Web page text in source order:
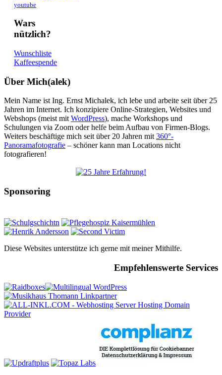
youtube
Wars
nützlich?
Wunschliste
Kaffeespende
Über Mich(alek)
Mein Name ist Ing. Ernst Michalek, ich lebe und arbeite seit über 25
Jahren im Internet. Ich konzipiere Online-Strategien, Websites und
Webshops (meist mitWordPress), mache Workshops und
Schulungen via Zoom oder helfe beim Aufbau von Firmen-Blogs.
Weiters beschäftige mich seit über 20 Jahren mit360°-
Panoramafotografie – schöner kann man Locations nicht
fotografieren!
Sponsoring
Diese Websites unterstütze ich gerne mit meiner Mithilfe.
Empfehlenswerte Services